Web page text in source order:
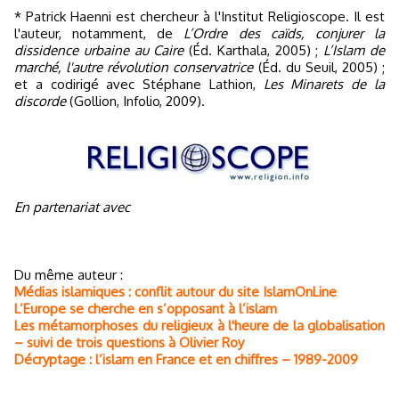
* Patrick Haenni est chercheur à l'Institut Religioscope. Il est
l'auteur, notamment, de L’Ordre des caïds, conjurer la
dissidence urbaine au Caire(Éd. Karthala, 2005) ; L’Islam de
marché, l'autre révolution conservatrice (Éd. du Seuil, 2005) ;
et a codirigé avec Stéphane Lathion, Les Minarets de la
discorde(Gollion, Infolio, 2009).
En partenariat avec
Du même auteur :
Médias islamiques : conflit autour du site IslamOnLine
L’Europe se cherche en s’opposant à l’islam
Les métamorphoses du religieux à l'heure de la globalisation
– suivi de trois questions à Olivier Roy
Décryptage : l’islam en France et en chiffres – 1989-2009